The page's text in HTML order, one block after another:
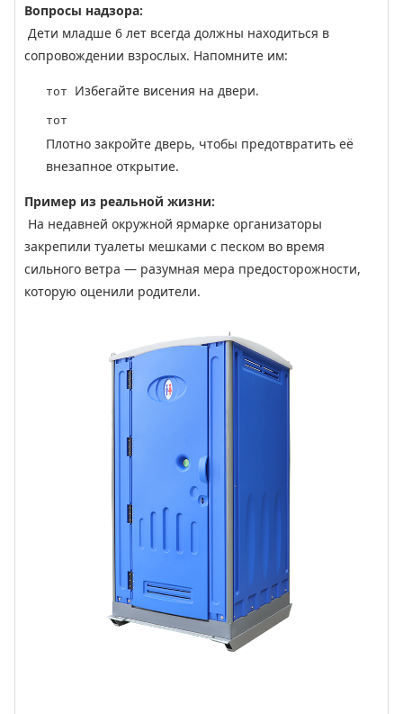
Вопросы надзора:
Дети младше 6 лет всегда должны находиться в
сопровождении взрослых. Напомните им:
тот Избегайте висения на двери.
тот
Плотно закройте дверь, чтобы предотвратить её
внезапное открытие.
Пример из реальной жизни:
На недавней окружной ярмарке организаторы
закрепили туалеты мешками с песком во время
сильного ветра — разумная мера предосторожности,
которую оценили родители.